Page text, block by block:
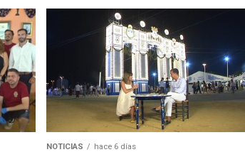
NOTICIAS hace 6 días